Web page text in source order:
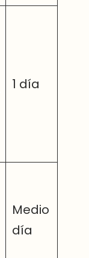
1 día
Medio
día